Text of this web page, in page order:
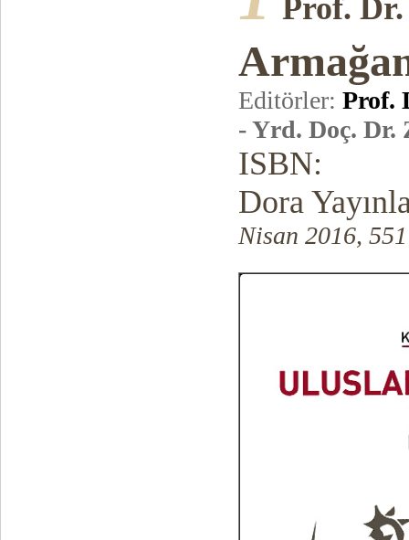
Prof.
Editörler: Prof.
- Yrd. Doç. Dr.
ISBN:
Dora
Nisan 2016,